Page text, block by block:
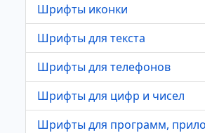
Шрифты иконки
Шрифты для текста
Шрифты для телефонов
Шрифты для цифр и чисел
Шрифты для программ,